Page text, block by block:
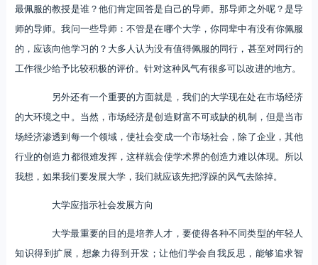
最佩服的教授是谁？他们肯定回答是自己的导师。那导师之外呢？是导
师的导师。我问一些导师：不管是在哪个大学，你同辈中有没有你佩服
的，应该向他学习的？大多人认为没有值得佩服的同行，甚至对同行的
工作很少给予比较积极的评价。针对这种风气有很多可以改进的地方。
另外还有一个重要的方面就是，我们的大学现在处在市场经济
的大环境之中。当然，市场经济是创造财富不可或缺的机制，但是当市
场经济渗透到每一个领域，使社会变成一个市场社会，除了企业，其他
行业的创造力都很难发挥，这样就会使学术界的创造力难以体现。所以
我想，如果我们要发展大学，我们就应该先把浮躁的风气去除掉。
大学应指示社会发展方向
大学最重要的目的是培养人才，要使得各种不同类型的年轻人
知识得到扩展，想象力得到开发；让他们学会自我反思，能够追求智